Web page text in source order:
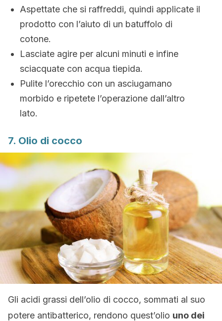
Aspettate che si raffreddi, quindi applicate il
prodotto con l’aiuto di un batuffolo di
cotone.
Lasciate agire per alcuni minuti e infine
sciacquate con acqua tiepida.
Pulite l’orecchio con un asciugamano
morbido e ripetete l’operazione dall’altro
lato.
7. Olio di cocco
Gli acidi grassi dell’olio di cocco, sommati al suo
potere antibatterico, rendono quest’olio uno dei